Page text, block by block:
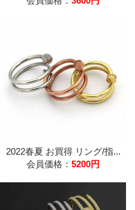
2022春夏 お買得 リング/指...
会員価格： 5200円